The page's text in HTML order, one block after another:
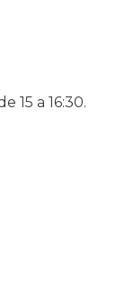
15 a 16:30.